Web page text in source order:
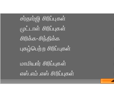
சர்தார்ஜி சிரிப்புகள்
முட்டாள் சிரிப்புகள்
சிரிக்க-சிந்திக்க
புகழ்பெற்ற சிரிப்புகள்
மாமியார் சிரிப்புகள்
எஸ்.எம்.எஸ் சிரிப்புகள்